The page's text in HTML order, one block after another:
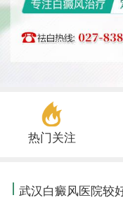
热门关注
武汉白癜风医院较